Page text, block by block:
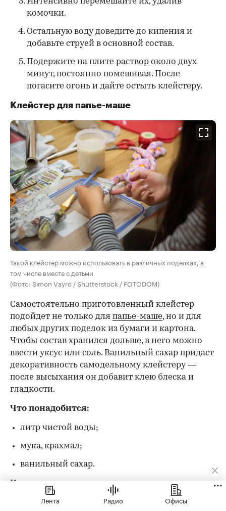
комочки.
Остальную воду доведите до кипения и
добавьте струей в основной состав.
Подержите на плите раствор около двух
минут, постоянно помешивая. После
погасите огонь и дайте остыть клейстеру.
Клейстер для папье-маше
Такой клейстер можно использовать в различных поделках, в
том числе вместе с детьми
(Фото: Simon Vayro / Shutterstock / FOTODOM)
Самостоятельно приготовленный клейстер
подойдет не только для папье-маше, но и для
любых других поделок из бумаги и картона.
Чтобы состав хранился дольше, в него можно
ввести уксус или соль. Ванильный сахар придаст
декоративность самодельному клейстеру —
после высыхания он добавит клею блеска и
гладкости.
Что понадобится:
литр чистой воды;
мука, крахмал;
ванильный сахар.
Как приготовить:
В отдельной емкости тщательно растворите
Лента Радио Офисы